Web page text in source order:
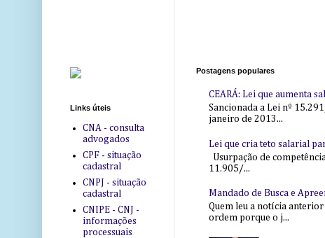
Postagens populares
CEARÁ: Lei que aumenta
Sancionada a Lei nº
janeiro de 2013...
Lei que cria teto salarial
Usurpação de
11.905/...
Mandado de Busca e
Quem leu a notícia anterior
ordem porque o j...
Links úteis
CNA - consulta
advogados
CPF - situação
cadastral
CNPJ - situação
cadastral
CNIPE - CNJ -
informações
processuais